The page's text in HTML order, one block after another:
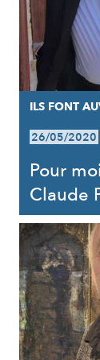
ILS FONT
26/05/2020
Pour
Claude